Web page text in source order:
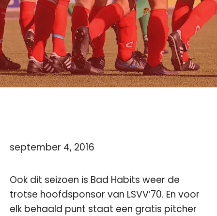
september 4, 2016
Ook dit seizoen is Bad Habits weer de
trotse hoofdsponsor van LSVV’70. En voor
elk behaald punt staat een gratis pitcher